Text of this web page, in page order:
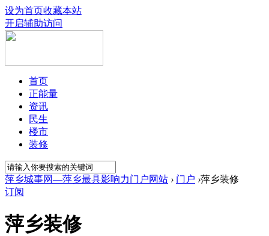
设为首页收藏本站
开启辅助访问
首页
正能量
资讯
民生
楼市
装修
萍乡城事网—萍乡最具影响力门户网站 › 门户 ›萍乡装修
订阅
萍乡装修